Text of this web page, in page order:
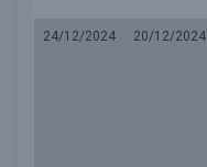
24/12/2024
20/12/2024